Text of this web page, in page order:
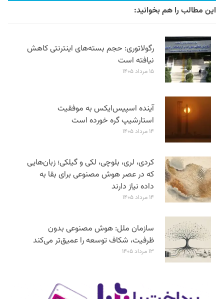
این مطالب را هم بخوانید:
رگولاتوری: حجم بسته‌های اینترنتی کاهش
نیافته است
۱۵ مرداد ۱۴۰۵
آینده اسپیس‌ایکس به موفقیت
استارشیپ گره خورده است
۱۴ مرداد ۱۴۰۵
کردی، لری، بلوچی، لکی و گیلکی؛ زبان‌هایی
که در عصر هوش مصنوعی برای بقا به
داده نیاز دارند
۱۴ مرداد ۱۴۰۵
سازمان ملل: هوش مصنوعی بدون
ظرفیت، شکاف توسعه را عمیق‌تر می‌کند
۱۳ مرداد ۱۴۰۵